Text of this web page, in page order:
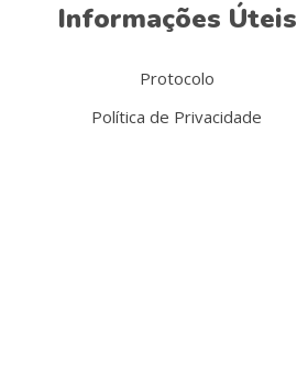
Informações Úteis
Protocolo
Política de Privacidade